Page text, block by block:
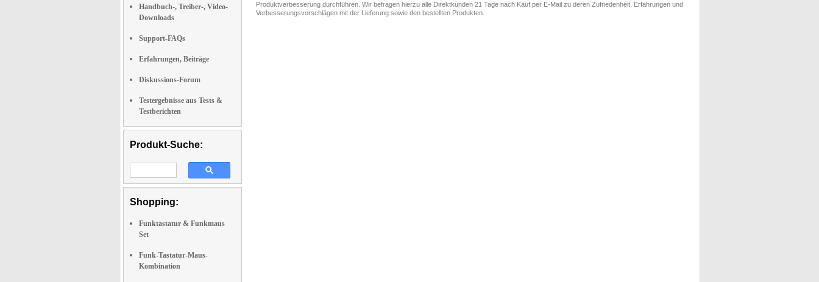
Handbuch-, Treiber-, Video-
Downloads
Support-FAQs
Erfahrungen, Beiträge
Diskussions-Forum
Testergebnisse aus Tests &
Testberichten
Produkt-Suche:
Shopping:
Funktastatur & Funkmaus
Set
Funk-Tastatur-Maus-
Kombination
Produktverbesserung durchführen. Wir befragen hierzu alle Direktkunden 21 Tage nach Kauf per E-Mail zu deren Zufriedenheit, Erfahrungen und
Verbesserungsvorschlägen mit der Lieferung sowie den bestellten Produkten.